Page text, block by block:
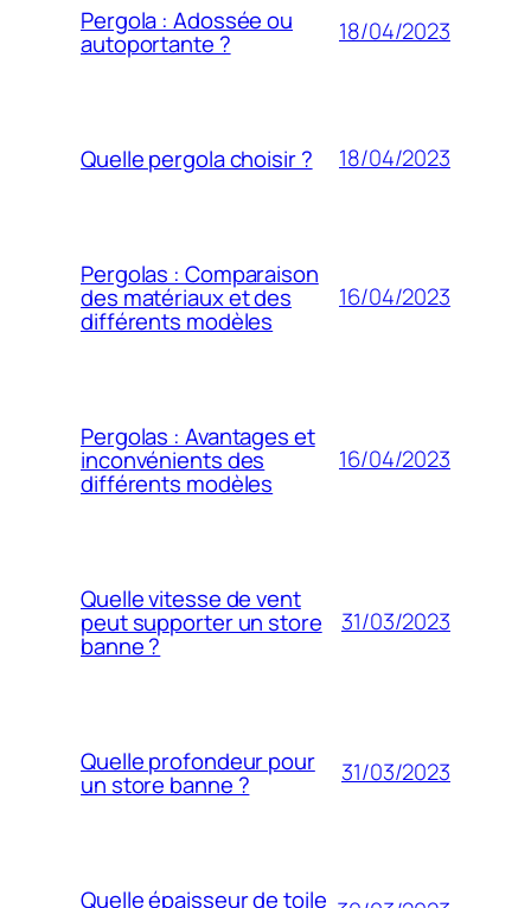
Pergola : Adossée ou
autoportante ? 18/04/2023
Quelle pergola choisir ? 18/04/2023
Pergolas : Comparaison
des matériaux et des
différents modèles
16/04/2023
Pergolas : Avantages et
inconvénients des
différents modèles
16/04/2023
Quelle vitesse de vent
peut supporter un store
banne ?
31/03/2023
Quelle profondeur pour
un store banne ? 31/03/2023
Quelle épaisseur de toile